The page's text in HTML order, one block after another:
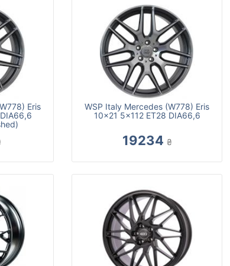
Eris
WSP Italy Mercedes (W778) Eris
10x21 5x112 ET28 DIA66,6
19234 ₴